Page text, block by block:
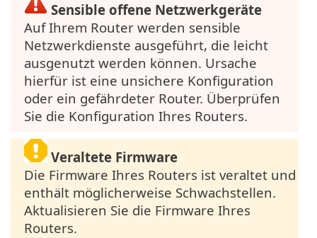
Sensible offene Netzwerkgeräte
Auf Ihrem Router werden sensible
Netzwerkdienste ausgeführt, die leicht
ausgenutzt werden können. Ursache
hierfür ist eine unsichere Konfiguration
oder ein gefährdeter Router. Überprüfen
Sie die Konfiguration Ihres Routers.
Veraltete Firmware
Die Firmware Ihres Routers ist veraltet und
enthält möglicherweise Schwachstellen.
Aktualisieren Sie die Firmware Ihres
Routers.